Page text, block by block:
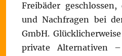
Freibäder
und Nachfragen bei
GmbH.
private Alternativen